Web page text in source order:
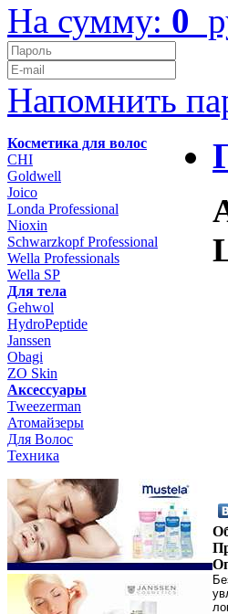
На сумму: 0
Напомнить
Косметика для волос
CHI
Goldwell
Joico
Londa Professional
Nioxin
Schwarzkopf Professional
Wella Professionals
Wella SP
Для тела
Gehwol
HydroPeptide
Janssen
Obagi
ZO Skin
Aксессуары
Tweezerman
Атомайзеры
Для Волос
Техника